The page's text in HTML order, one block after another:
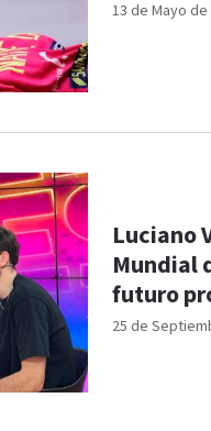
13 de Mayo de
25 de
Luciano
Mundial
futuro